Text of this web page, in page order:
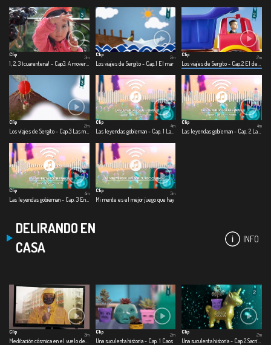
Clip
3m
Clip
Los viajes de Sergito - Cap.1 El mar
2m
Clip
2m
Clip
2m
Clip
Las leyendas gobiernan - Cap. 1 Las leyendas gobiernan
4m
Clip
4m
Clip
4m
Clip
Mi mente es el mejor juego que hay
3m
DELIRANDO EN
CASA
INFO
Clip
3m
Clip
Una suculenta historia - Cap. 1 Caos
2m
Clip
2m